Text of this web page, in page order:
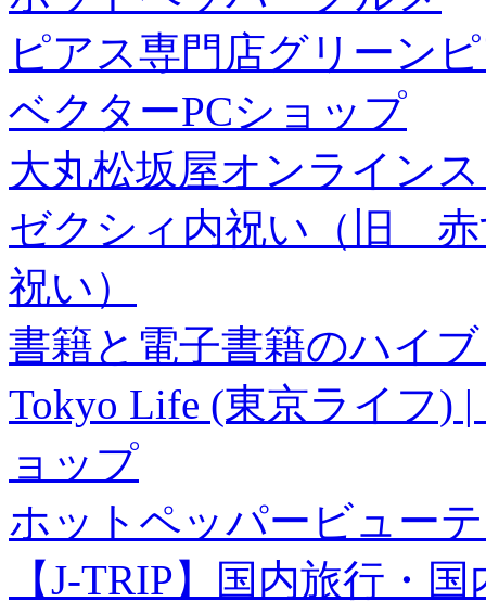
ピアス専門店グリーン
ベクターPCショップ
大丸松坂屋オンライン
ゼクシィ内祝い（旧 赤
祝い）
書籍と電子書籍のハイ
Tokyo Life (東京ライフ)
ョップ
ホットペッパービュー
【J-TRIP】国内旅行・